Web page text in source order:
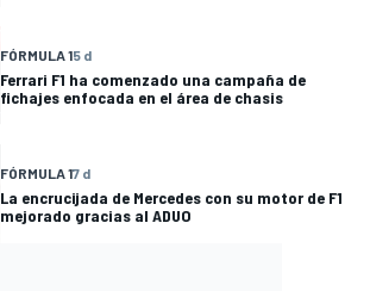
FÓRMULA 15 d
Ferrari F1 ha comenzado una campaña de
fichajes enfocada en el área de chasis
FÓRMULA 17 d
La encrucijada de Mercedes con su motor de F1
mejorado gracias al ADUO